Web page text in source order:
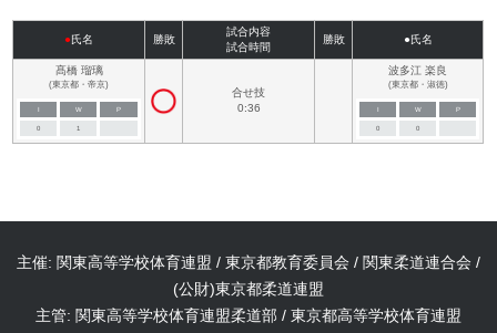
●氏名 勝敗
試合内容
試合時間
勝敗 ●氏名
髙橋 瑠璃
(東京都・帝京)
I W P
0 1
合せ技
0:36
波多江 楽良
(東京都・淑徳)
I W P
0 0
主催: 関東高等学校体育連盟 / 東京都教育委員会 / 関東柔道連合会 /
(公財)東京都柔道連盟
主管: 関東高等学校体育連盟柔道部 / 東京都高等学校体育連盟